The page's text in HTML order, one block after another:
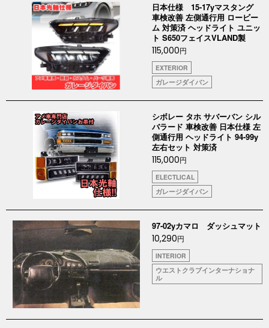
日本仕様 15-17yマスタング
車検改善 左側通行用 ロービー
ム 対策済 ヘッドライト ユニッ
ト S650フェイスVLAND製
115,000円
EXTERIOR
ガレージダイバン
シボレー タホ サバーバン シル
バラード 車検改善 日本仕様 左
側通行用 ヘッドライト 94-99y
左右セット 対策済
115,000円
ELECTLICAL
ガレージダイバン
97-02yカマロ ダッシュマット
10,290円
INTERIOR
ウエストクラブインターナショナ
ル